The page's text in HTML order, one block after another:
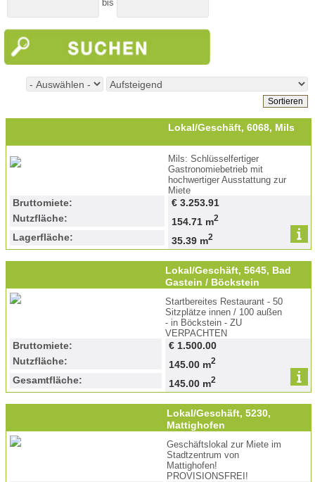
bis
Lokal/Geschäft, 6068, Mils
Mils: Schlüsselfertiger
Gastronomiebetrieb mit
hochwertiger Ausstattung zur
Miete
Bruttomiete:
€ 3.253.91
Nutzfläche:
154.71 m2
Lagerfläche: 35.39 m2
Lokal/Geschäft, 5645, Bad
Gastein / Böckstein
Startbereites Restaurant - 50
Sitzplätze innen / 100 außen
- in Böckstein - ZU
VERPACHTEN
Bruttomiete:
€ 1.500.00
Nutzfläche:
145.00 m2
Gesamtfläche: 145.00 m2
Lokal/Geschäft, 5230,
Mattighofen
Geschäftslokal zur Miete im
Stadtzentrum von
Mattighofen!
PROVISIONSFREI!